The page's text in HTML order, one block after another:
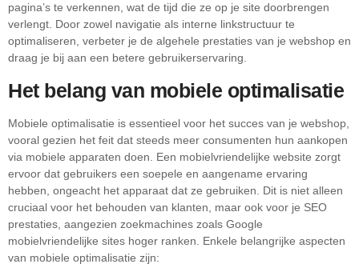
pagina’s te verkennen, wat de tijd die ze op je site doorbrengen
verlengt. Door zowel navigatie als interne linkstructuur te
optimaliseren, verbeter je de algehele prestaties van je webshop en
draag je bij aan een betere gebruikerservaring.
Het belang van mobiele optimalisatie
Mobiele optimalisatie is essentieel voor het succes van je webshop,
vooral gezien het feit dat steeds meer consumenten hun aankopen
via mobiele apparaten doen. Een mobielvriendelijke website zorgt
ervoor dat gebruikers een soepele en aangename ervaring
hebben, ongeacht het apparaat dat ze gebruiken. Dit is niet alleen
cruciaal voor het behouden van klanten, maar ook voor je SEO
prestaties, aangezien zoekmachines zoals Google
mobielvriendelijke sites hoger ranken. Enkele belangrijke aspecten
van mobiele optimalisatie zijn: